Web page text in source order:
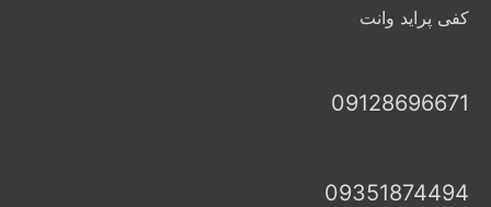
کفی پراید وانت
09128696671
09351874494